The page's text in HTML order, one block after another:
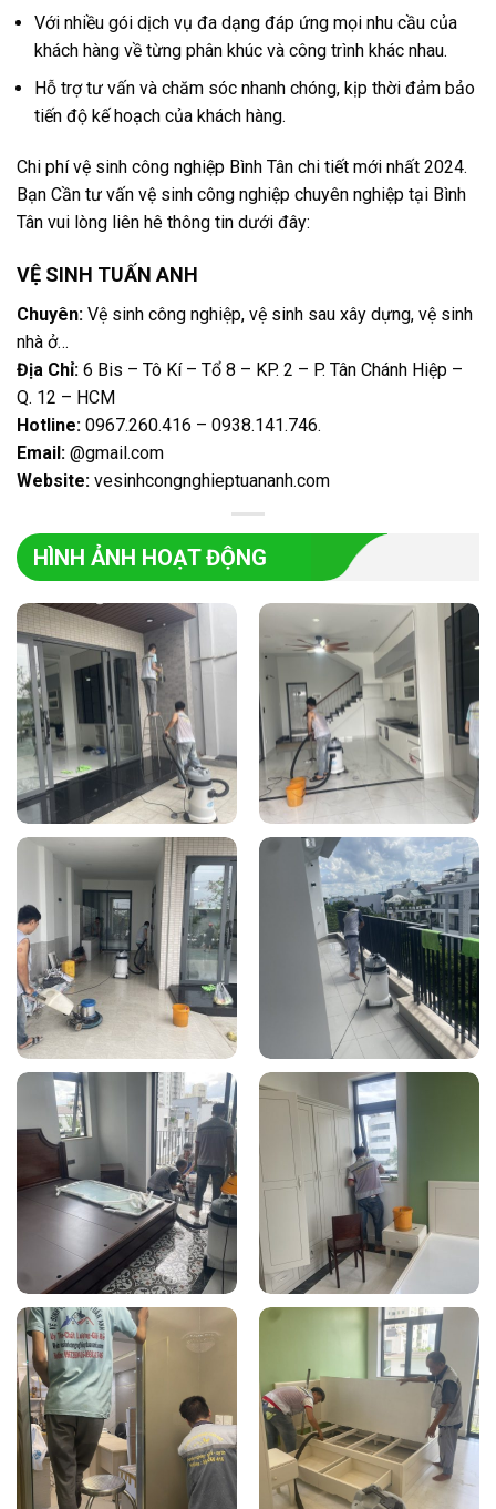
Với nhiều gói dịch vụ đa dạng đáp ứng mọi nhu cầu của
khách hàng về từng phân khúc và công trình khác nhau.
Hỗ trợ tư vấn và chăm sóc nhanh chóng, kịp thời đảm bảo
tiến độ kế hoạch của khách hàng.
Chi phí vệ sinh công nghiệp Bình Tân chi tiết mới nhất 2024.
Bạn Cần tư vấn vệ sinh công nghiệp chuyên nghiệp tại Bình
Tân vui lòng liên hê thông tin dưới đây:
VỆ SINH TUẤN ANH
Chuyên: Vệ sinh công nghiệp, vệ sinh sau xây dựng, vệ sinh
nhà ở…
Địa Chỉ: 6 Bis – Tô Kí – Tổ 8 – KP. 2 – P. Tân Chánh Hiệp –
Q. 12 – HCM
Hotline: 0967.260.416 – 0938.141.746.
Email: @gmail.com
Website: vesinhcongnghieptuananh.com
HÌNH ẢNH HOẠT ĐỘNG